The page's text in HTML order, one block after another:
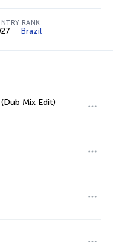
RANK
Brazil
Mix Edit)